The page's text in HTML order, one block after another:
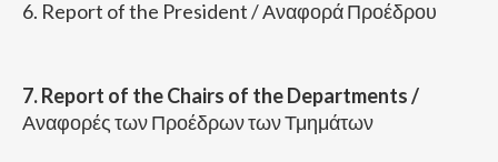
6. Report of the President / Αναφορά Προέδρου
7. Report of the Chairs of the Departments /
Αναφορές των Προέδρων των Τμημάτων